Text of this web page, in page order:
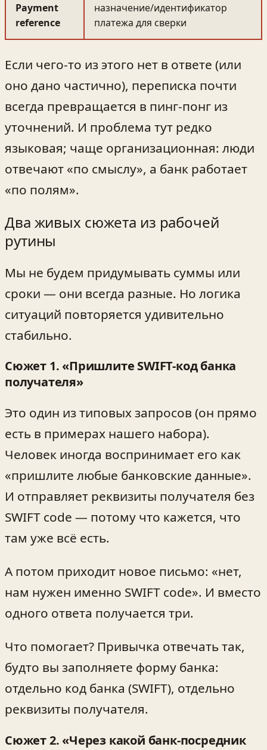
Payment
reference
назначение/идентификатор
платежа для сверки
Если чего-то из этого нет в ответе (или
оно дано частично), переписка почти
всегда превращается в пинг-понг из
уточнений. И проблема тут редко
языковая; чаще организационная: люди
отвечают «по смыслу», а банк работает
«по полям».
Два живых сюжета из рабочей
рутины
Мы не будем придумывать суммы или
сроки — они всегда разные. Но логика
ситуаций повторяется удивительно
стабильно.
Сюжет 1. «Пришлите SWIFT-код банка
получателя»
Это один из типовых запросов (он прямо
есть в примерах нашего набора).
Человек иногда воспринимает его как
«пришлите любые банковские данные».
И отправляет реквизиты получателя без
SWIFT code — потому что кажется, что
там уже всё есть.
А потом приходит новое письмо: «нет,
нам нужен именно SWIFT code». И вместо
одного ответа получается три.
Что помогает? Привычка отвечать так,
будто вы заполняете форму банка:
отдельно код банка (SWIFT), отдельно
реквизиты получателя.
Сюжет 2. «Через какой банк‑посредник